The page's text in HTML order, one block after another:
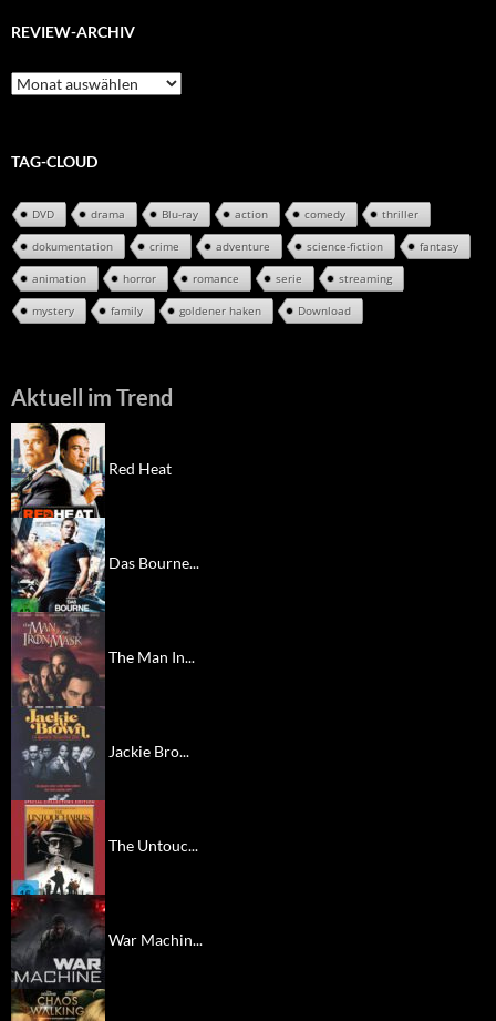
REVIEW-ARCHIV
Review-
Archiv
TAG-CLOUD
DVD drama Blu-ray action comedy thriller
dokumentation crime adventure science-fiction fantasy
animation horror romance serie streaming
mystery family goldener haken Download
Aktuell im Trend
Red Heat
Das Bourne...
The Man In...
Jackie Bro...
The Untouc...
War Machin...